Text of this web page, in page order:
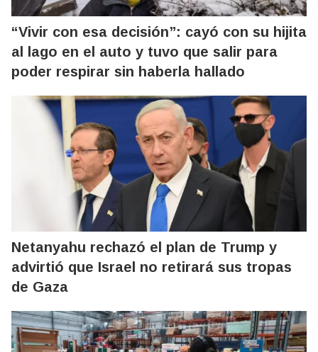
“Vivir con esa decisión”: cayó con su hijita
al lago en el auto y tuvo que salir para
poder respirar sin haberla hallado
Netanyahu rechazó el plan de Trump y
advirtió que Israel no retirará sus tropas
de Gaza